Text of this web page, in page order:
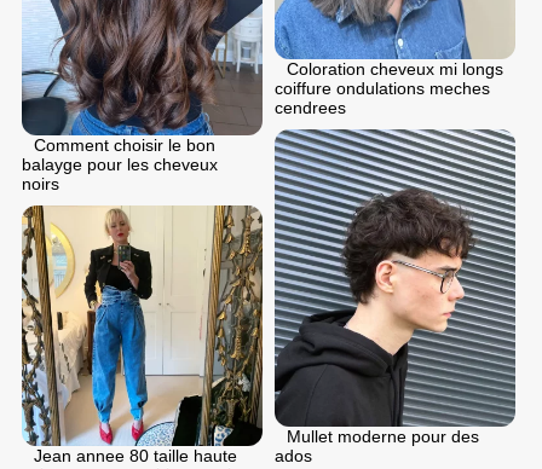
Coloration cheveux mi longs
coiffure ondulations meches
cendrees
Comment choisir le bon
balayge pour les cheveux
noirs
Mullet moderne pour des
ados
Jean annee 80 taille haute